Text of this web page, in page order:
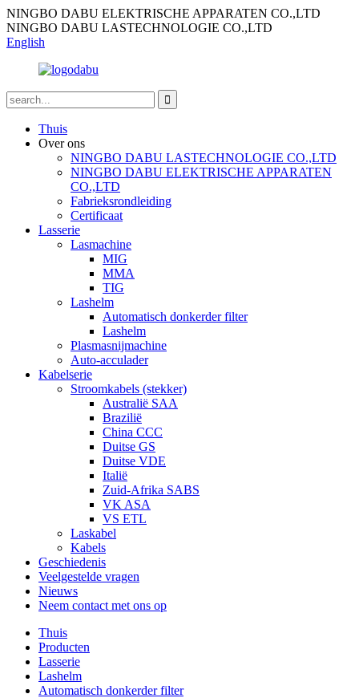
NINGBO DABU ELEKTRISCHE APPARATEN CO.,LTD
NINGBO DABU LASTECHNOLOGIE CO.,LTD
English
Thuis
Over ons
NINGBO DABU LASTECHNOLOGIE CO.,LTD
NINGBO DABU ELEKTRISCHE APPARATEN
CO.,LTD
Fabrieksrondleiding
Certificaat
Lasserie
Lasmachine
MIG
MMA
TIG
Lashelm
Automatisch donkerder filter
Lashelm
Plasmasnijmachine
Auto-acculader
Kabelserie
Stroomkabels (stekker)
Australië SAA
Brazilië
China CCC
Duitse GS
Duitse VDE
Italië
Zuid-Afrika SABS
VK ASA
VS ETL
Laskabel
Kabels
Geschiedenis
Veelgestelde vragen
Nieuws
Neem contact met ons op
Thuis
Producten
Lasserie
Lashelm
Automatisch donkerder filter